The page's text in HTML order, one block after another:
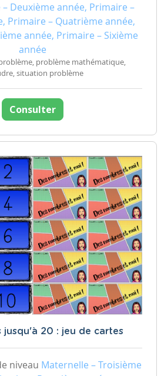
Deuxième année, Primaire –
Primaire – Quatrième année,
année, Primaire – Sixième
année
problème mathématique,
situation problème
Consulter
jusqu'à 20 : jeu de cartes
niveau Maternelle – Troisième